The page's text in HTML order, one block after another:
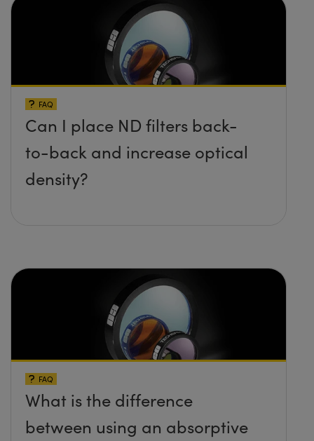
FAQ
Can I place ND filters back-
to-back and increase optical
density?
FAQ
What is the difference
between using an absorptive